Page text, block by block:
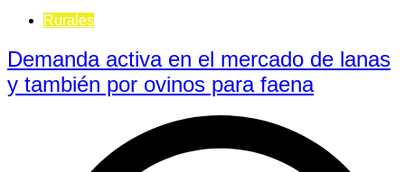
Rurales
Demanda activa en el mercado de lanas
y también por ovinos para faena